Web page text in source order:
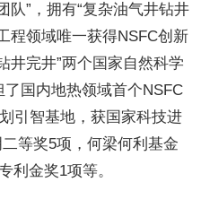
队”，拥有“复杂油气井钻井
程领域唯一获得NSFC创新
井完井”两个国家自然科学
国内地热领域首个NSFC
引智基地，获国家科技进
等奖5项，何梁何利基金
利金奖1项等。